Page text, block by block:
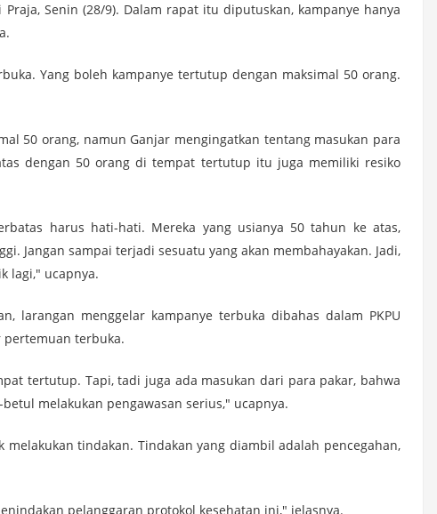
Senin (28/9). Dalam rapat itu diputuskan, kampanye hanya
Yang boleh kampanye tertutup dengan maksimal 50 orang.
50 orang, namun Ganjar mengingatkan tentang masukan para
dengan 50 orang di tempat tertutup itu juga memiliki resiko
harus hati-hati. Mereka yang usianya 50 tahun ke atas,
Jangan sampai terjadi sesuatu yang akan membahayakan. Jadi,
lagi," ucapnya.
larangan menggelar kampanye terbuka dibahas dalam PKPU
pertemuan terbuka.
tertutup. Tapi, tadi juga ada masukan dari para pakar, bahwa
melakukan pengawasan serius," ucapnya.
tindakan. Tindakan yang diambil adalah pencegahan,
pelanggaran protokol kesehatan ini," jelasnya.